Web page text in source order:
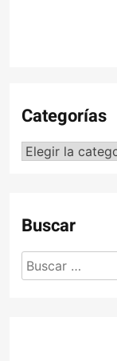
Categorías
Categorías
Buscar
Buscar: